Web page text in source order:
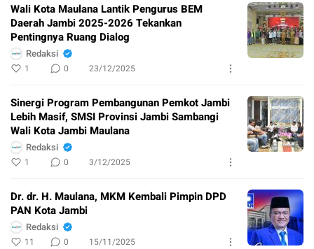
Wali Kota Maulana Lantik Pengurus BEM
Daerah Jambi 2025-2026 Tekankan
Pentingnya Ruang Dialog
Redaksi
1 0 23/12/2025
Sinergi Program Pembangunan Pemkot Jambi
Lebih Masif, SMSI Provinsi Jambi Sambangi
Wali Kota Jambi Maulana
Redaksi
1 0 3/12/2025
Dr. dr. H. Maulana, MKM Kembali Pimpin DPD
PAN Kota Jambi
Redaksi
11 0 15/11/2025